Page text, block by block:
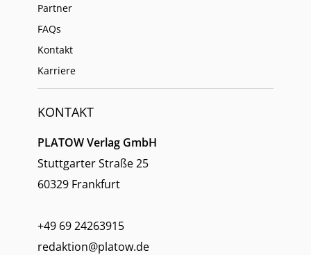
Partner
FAQs
Kontakt
Karriere
KONTAKT
PLATOW Verlag GmbH
Stuttgarter Straße 25
60329 Frankfurt
+49 69 24263915
redaktion@platow.de